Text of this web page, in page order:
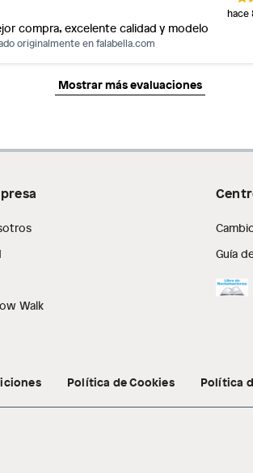
hace
compra, excelente calidad y modelo
originalmente enfalabella.com
Mostrar más evaluaciones
Walk
Guía
Política de Cookies Política